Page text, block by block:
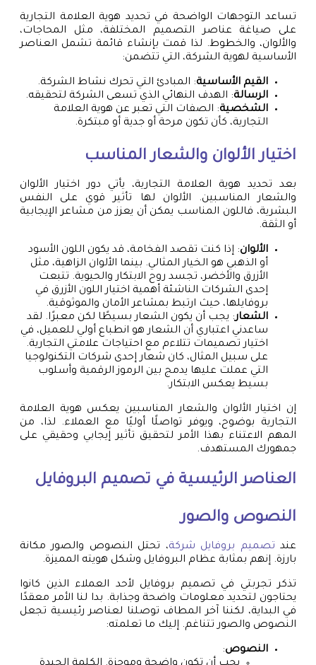
تساعد التوجهات الواضحة في تحديد هوية العلامة التجارية
على صياغة عناصر التصميم المختلفة، مثل المحاجات،
والألوان، والخطوط. لذا قمت بإنشاء قائمة تشمل العناصر
الأساسية لهوية الشركة، التي تتضمن:
القيم الأساسية: المبادئ التي تحرك نشاط الشركة.
الرسالة: الهدف النهائي الذي تسعى الشركة لتحقيقه.
الشخصية: الصفات التي تعبر عن هوية العلامة
التجارية، كأن تكون مرحة أو جدية أو مبتكرة.
اختيار الألوان والشعار المناسب
بعد تحديد هوية العلامة التجارية، يأتي دور اختيار الألوان
والشعار المناسبين. الألوان لها تأثير قوي على النفس
البشرية، فاللون المناسب يمكن أن يعزز من مشاعر الإيجابية
أو الثقة.
الألوان: إذا كنت تقصد الفخامة، قد يكون اللون الأسود
أو الذهبي هو الخيار المثالي. بينما الألوان الزاهية، مثل
الأزرق والأخضر، تجسد روح الابتكار والحيوية. تتبعت
إحدى الشركات الناشئة أهمية اختيار اللون الأزرق في
بروفايلها، حيث ارتبط بمشاعر الأمان والموثوقية.
الشعار: يجب أن يكون الشعار بسيطًا لكن معبرًا. لقد
ساعدني اعتباري أن الشعار هو انطباع أولي للعميل، في
اختيار تصميمات تتلاءم مع احتياجات علامتي التجارية.
على سبيل المثال، كان شعار إحدى شركات التكنولوجيا
التي عملت عليها يدمج بين الرموز الرقمية وأسلوب
بسيط يعكس الابتكار.
إن اختيار الألوان والشعار المناسبين يعكس هوية العلامة
التجارية بوضوح، ويوفر تواصلًا أوليًا مع العملاء. لذا، من
المهم الاعتناء بهذا الأمر لتحقيق تأثير إيجابي وحقيقي على
جمهورك المستهدف.
العناصر الرئيسية في تصميم البروفايل
النصوص والصور
عند تصميم بروفايل شركة، تحتل النصوص والصور مكانة
بارزة. إنهم بمثابة عظام البروفايل وشكل هويته المميزة.
تذكر تجربتي في تصميم بروفايل لأحد العملاء الذين كانوا
يحتاجون لتحديد معلومات واضحة وجذابة. بدا لنا الأمر معقدًا
في البداية، لكننا آخر المطاف توصلنا لعناصر رئيسية تجعل
النصوص والصور تتناغم. إليك ما تعلمته:
النصوص: